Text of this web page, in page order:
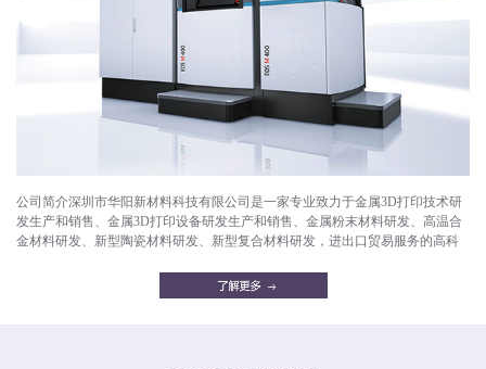
公司简介深圳市华阳新材料科技有限公司是一家专业致力于金属3D打印技术研
发生产和销售、金属3D打印设备研发生产和销售、金属粉末材料研发、高温合
金材料研发、新型陶瓷材料研发、新型复合材料研发，进出口贸易服务的高科
油喷嘴，减重机箱，散热器，异形件，模具，工艺品等。华阳新材料拥有一支
专业化、年轻化的技术团队，其骨干均为博士、硕士，其中博士生比例超过